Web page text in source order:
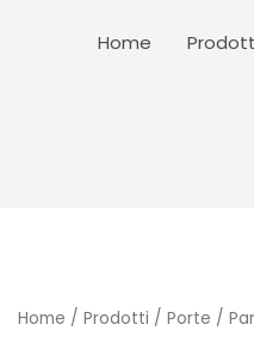
Home
Home / Prodotti / Porte /